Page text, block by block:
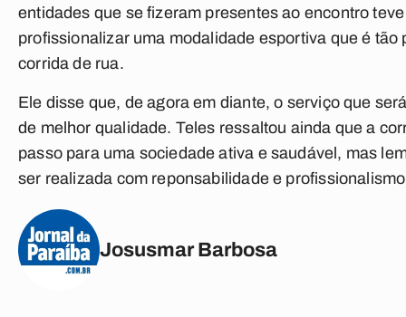
entidades que se fizeram presentes ao encontro
profissionalizar uma modalidade esportiva que é tão
corrida de rua.
Ele disse que, de agora em diante, o serviço que
de melhor qualidade. Teles ressaltou ainda que a
passo para uma sociedade ativa e saudável, mas
ser realizada com reponsabilidade e
Josusmar Barbosa